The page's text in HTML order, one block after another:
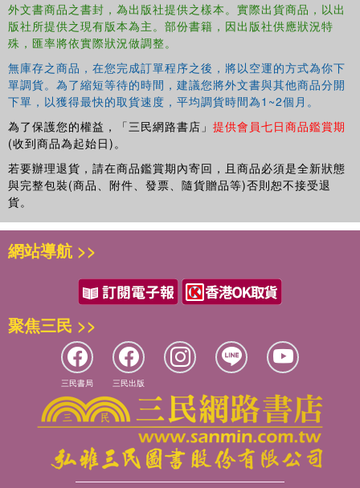
外文書商品之書封，為出版社提供之樣本。實際出貨商品，以出
版社所提供之現有版本為主。部份書籍，因出版社供應狀況特
殊，匯率將依實際狀況做調整。
無庫存之商品，在您完成訂單程序之後，將以空運的方式為你下
單調貨。為了縮短等待的時間，建議您將外文書與其他商品分開
下單，以獲得最快的取貨速度，平均調貨時間為1~2個月。
為了保護您的權益，「三民網路書店」 提供會員七日商品鑑賞期
(收到商品為起始日)。
若要辦理退貨，請在商品鑑賞期內寄回，且商品必須是全新狀態
與完整包裝(商品、附件、發票、隨貨贈品等)否則恕不接受退
貨。
網站導航 >>
聚焦三民 >>
三民書局 三民出版